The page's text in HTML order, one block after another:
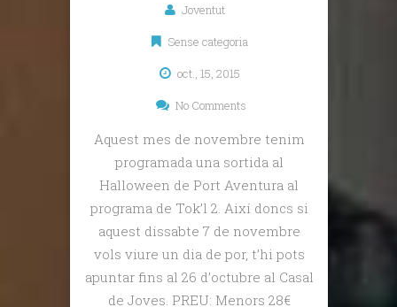
Joventut
Sense categoria
oct., 15, 2015
No Comments
Aquest mes de novembre tenim
programada una sortida al
Halloween de Port Aventura al
programa de Tok’l 2. Així doncs si
aquest dissabte 7 de novembre
vols viure un dia de por, t’hi pots
apuntar fins al 26 d’octubre al Casal
de Joves. PREU: Menors 28€